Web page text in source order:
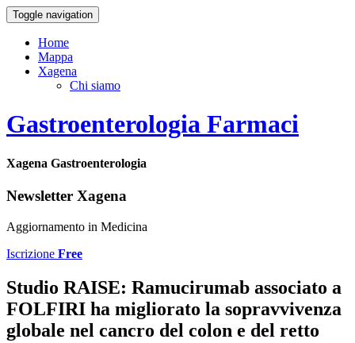
Toggle navigation
Home
Mappa
Xagena
Chi siamo
Gastroenterologia Farmaci
Xagena Gastroenterologia
Newsletter Xagena
Aggiornamento in Medicina
Iscrizione Free
Studio RAISE: Ramucirumab associato a
FOLFIRI ha migliorato la sopravvivenza
globale nel cancro del colon e del retto